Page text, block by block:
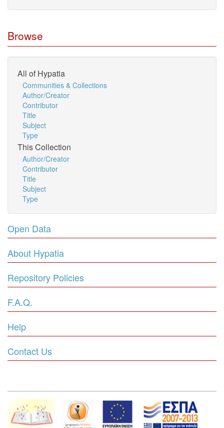
Browse
All of Hypatia
Communities & Collections
Author/Creator
Contributor
Title
Subject
Type
This Collection
Author/Creator
Contributor
Title
Subject
Type
Open Data
About Hypatia
Repository Policies
F.A.Q.
Help
Contact Us